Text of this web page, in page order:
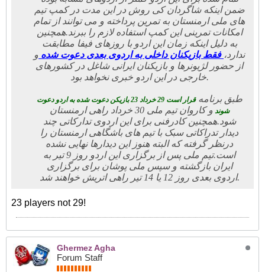
ضمن اینکه شاگردان کی روش در این مدت در کمپ تیم
های ملی ارمنستان به تمرین پرداخته و می توانند از تمام
امکانات تمرینی این کمپ استفاده لازم را ببرند.همچنین
به دلیل اینکه زمان این اردو با روزهای فیفا مطابقت
ندارد، فقط بازیکنان داخلی به اردوی بعدی دعوت شده و
از حضور لژیونرها و بازیکنان ایرانی شاغل در کشورهای
خارجی در این اردو خبری نخواهد بود.
طبق برنامه
قرار است 29 خرداد 23 بازیکن دعوت شده به اردو دعوت
شوند
و کاروان تیم ملی 30 خرداد راهی ارمنستان
شود.همچنین کادرفنی برای این اردوی تدارکاتی چند
دیدار تدراکاتی سبک با تیم های باشگاهی ارمنستان را
درنظر گرفته که البته هنوز این دیدارها نهایی نشده
است.
تیم ملی پس از برگزاری این اردو روز 9 تیر به
ایران بازگشته و سپس ملی پوشان برای برگزاری
اردوی بعدی روز 12 یا 14 تیر راهی اتریش خواهند شد.
23 players not 29!
Ghermez Agha
Forum Staff